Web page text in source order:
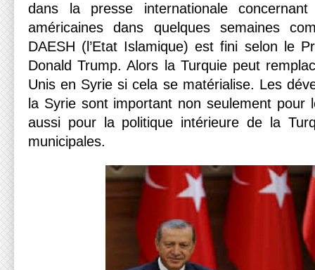
dans la presse internationale
américaines dans quelques semaines
DAESH (l’Etat Islamique) est fini selon le
Donald Trump. Alors la Turquie peut
Unis en Syrie si cela se matérialise. Les
la Syrie sont important non seulement pour
aussi pour la politique intérieure de la
municipales.